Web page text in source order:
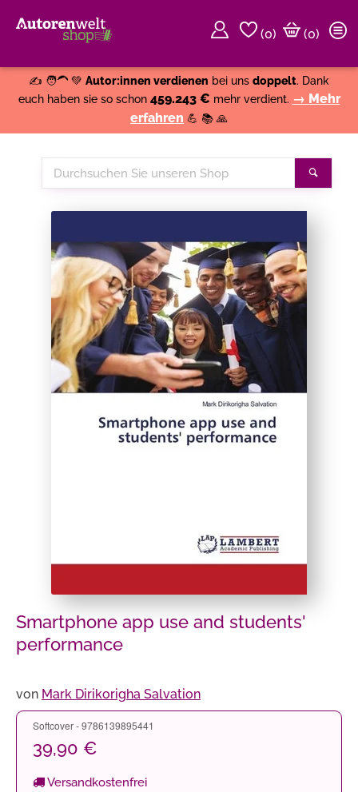
(0)
(0)
✍️ 🧑‍🦱 💚 Autor:innen verdienen bei uns doppelt. Dank
euch haben sie so schon 459.243 € mehr verdient. → Mehr
erfahren 💪 📚 🙏
Durchsuchen
Sie
Smartphone app use and students'
performance
von Mark Dirikorigha Salvation
Softcover - 9786139895441
39,90 €
Versandkostenfrei